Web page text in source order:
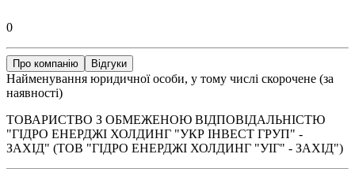
0
Про компанію Відгуки
Найменування юридичної особи, у тому числі скорочене (за
наявності)
ТОВАРИСТВО З ОБМЕЖЕНОЮ ВІДПОВІДАЛЬНІСТЮ
"ГІДРО ЕНЕРДЖІ ХОЛДИНГ "УКР ІНВЕСТ ГРУП" -
ЗАХІД" (ТОВ "ГІДРО ЕНЕРДЖІ ХОЛДИНГ "УІГ" - ЗАХІД")